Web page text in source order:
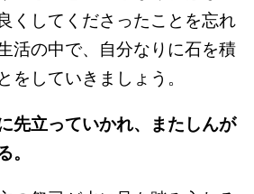
くしてくださったことを忘れ
活の中で、自分なりに石を積
をしていきましょう。
先立っていかれ、またしんが
。